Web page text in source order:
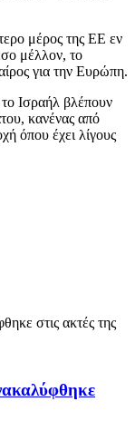
μέρος της ΕΕ εν
μέλλον, το
για την Ευρώπη.
Ισραήλ βλέπουν
κανένας από
όπου έχει λίγους